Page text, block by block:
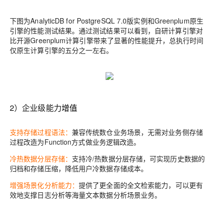
下图为AnalyticDB for PostgreSQL 7.0版实例和Greenplum原生
引擎的性能测试结果。通过测试结果可以看到， 自研计算引擎对
比开源Greenplum计算引擎带来了显著的性能提升， 总执行时间
仅原生计算引擎的五分之一左右。
2）企业级能力增值
支持存储过程语法： 兼容传统数仓业务场景，无需对业务侧存储
过程改造为Function方式做业务逻辑改造。
冷热数据分层存储： 支持冷/热数据分层存储，可实现历史数据的
归档和存储压缩，降低用户冷数据存储成本。
增强场景化分析能力：提供了更全面的全文检索能力，可以更有
效地支撑日志分析等海量文本数据分析场景业务。